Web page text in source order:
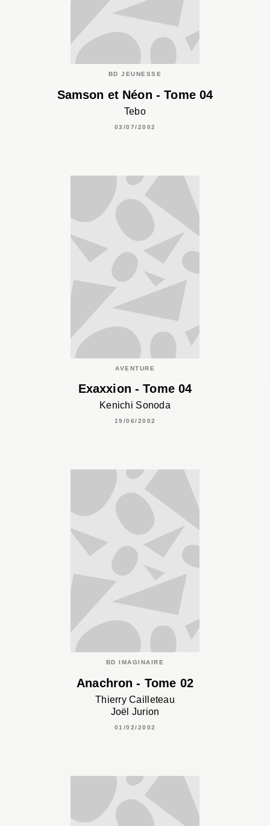
BD JEUNESSE
Samson et Néon - Tome 04
Tebo
03/07/2002
AVENTURE
Exaxxion - Tome 04
Kenichi Sonoda
19/06/2002
BD IMAGINAIRE
Anachron - Tome 02
Thierry Cailleteau
Joël Jurion
01/02/2002